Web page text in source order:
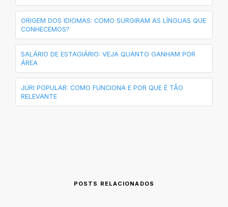
ORIGEM DOS IDIOMAS: COMO SURGIRAM AS LÍNGUAS QUE
CONHECEMOS?
SALÁRIO DE ESTAGIÁRIO: VEJA QUANTO GANHAM POR
ÁREA
JÚRI POPULAR: COMO FUNCIONA E POR QUE É TÃO
RELEVANTE
POSTS RELACIONADOS